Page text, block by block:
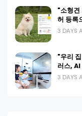
"소형견
허 등록
3 DAYS
"우리
러스,
3 DAYS